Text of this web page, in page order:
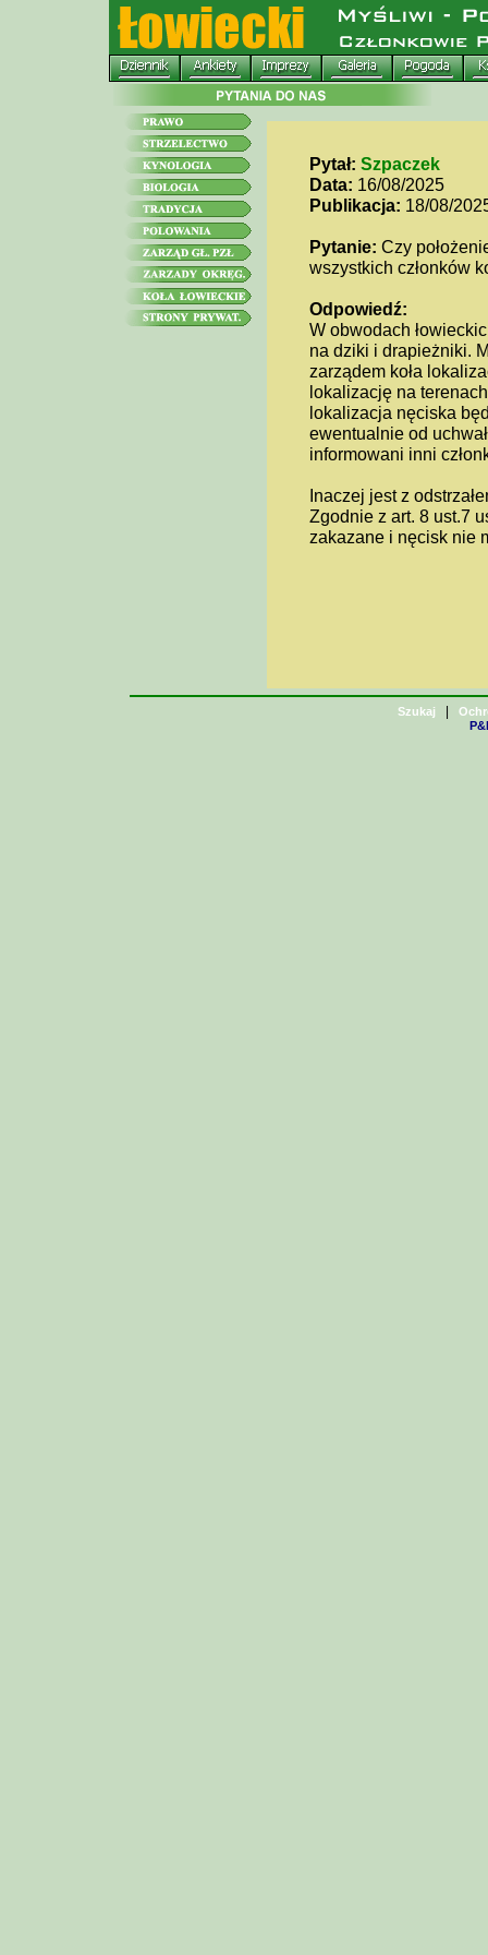
Pytał: Szpaczek
Data: 16/08/2025
Publikacja: 18/08/
Pytanie: Czy
wszystkich członków
Odpowiedź:
W obwodach
na dziki i drapieżniki.
zarządem koła
lokalizację na
lokalizacja nęciska
ewentualnie od
informowani inni
Inaczej jest z
Zgodnie z art. 8 ust.7
zakazane i nęcisk nie
Szukaj